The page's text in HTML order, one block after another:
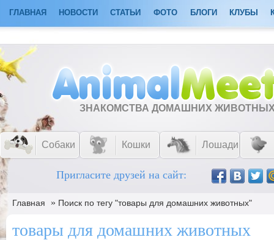
ГЛАВНАЯ НОВОСТИ СТАТЬИ ФОТО БЛОГИ КЛУБЫ
ЗНАКОМСТВА ДОМАШНИХ
Собаки Кошки Лошади
Пригласите друзей на сайт:
Главная » Поиск по тегу "товары для домашних животных"
товары для домашних животных